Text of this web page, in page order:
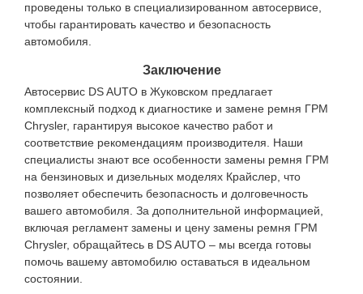
проведены только в специализированном автосервисе,
чтобы гарантировать качество и безопасность
автомобиля.
Заключение
Автосервис DS AUTO в Жуковском предлагает
комплексный подход к диагностике и замене ремня ГРМ
Chrysler, гарантируя высокое качество работ и
соответствие рекомендациям производителя. Наши
специалисты знают все особенности замены ремня ГРМ
на бензиновых и дизельных моделях Крайслер, что
позволяет обеспечить безопасность и долговечность
вашего автомобиля. За дополнительной информацией,
включая регламент замены и цену замены ремня ГРМ
Chrysler, обращайтесь в DS AUTO – мы всегда готовы
помочь вашему автомобилю оставаться в идеальном
состоянии.